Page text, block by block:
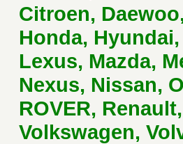
Citroen,
Honda,
Lexus, Mazda,
Nexus, Nissan,
ROVER,
Volkswagen,